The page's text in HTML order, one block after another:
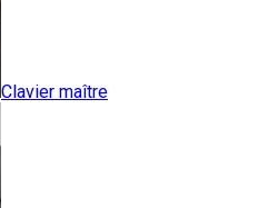
Clavier maître